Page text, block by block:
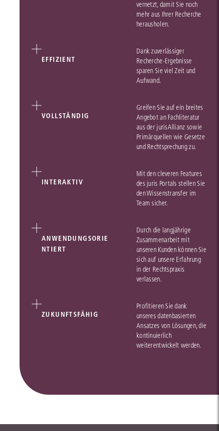
vernetzt, damit Sie noch
mehr aus Ihrer Recherche
herausholen.
EFFIZIENT
Dank zuverlässiger
Recherche-Ergebnisse
sparen Sie viel Zeit und
Aufwand.
VOLLSTÄNDIG
Greifen Sie auf ein breites
Angebot an Fachliteratur
aus der jurisAllianz sowie
Primärquellen wie Gesetze
und Rechtsprechung zu.
INTERAKTIV
Mit den cleveren Features
des juris Portals stellen Sie
den Wissenstransfer im
Team sicher.
ANWENDUNGSORIE
NTIERT
Durch die langjährige
Zusammenarbeit mit
unseren Kunden können Sie
sich auf unsere Erfahrung
in der Rechtspraxis
verlassen.
ZUKUNFTSFÄHIG
Profitieren Sie dank
unseres datenbasierten
Ansatzes von Lösungen, die
kontinuierlich
weiterentwickelt werden.